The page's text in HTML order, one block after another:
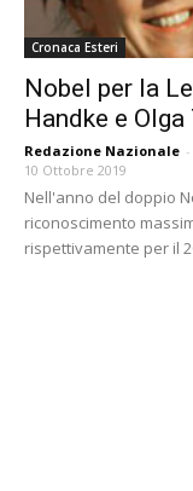
Cronaca Esteri
Nobel per la
Handke e
Redazione Nazionale -
10 Ottobre 2019
Nell'anno del doppio
riconoscimento
rispettivamente per il